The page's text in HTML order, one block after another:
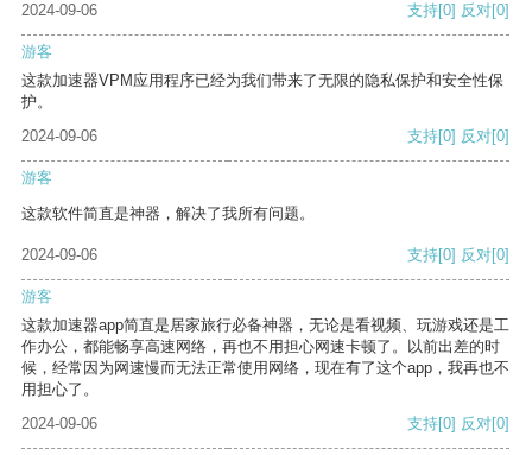
2024-09-06 支持[0] 反对[0]
游客
这款加速器VPM应用程序已经为我们带来了无限的隐私保护和安全性保
护。
2024-09-06
支持[0] 反对[0]
游客
这款软件简直是神器，解决了我所有问题。
2024-09-06 支持[0] 反对[0]
游客
这款加速器app简直是居家旅行必备神器，无论是看视频、玩游戏还是工
作办公，都能畅享高速网络，再也不用担心网速卡顿了。以前出差的时
候，经常因为网速慢而无法正常使用网络，现在有了这个app，我再也不
用担心了。
2024-09-06
支持[0] 反对[0]